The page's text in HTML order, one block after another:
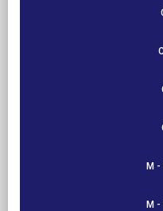
M -
M -